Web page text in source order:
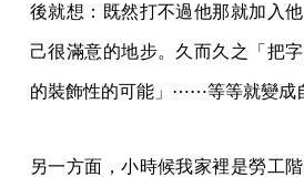
後就想：既然打不過他那就加入
己很滿意的地步。久而久之「把
的裝飾性的可能」⋯⋯等等就變成
另一方面，小時候我家裡是勞工